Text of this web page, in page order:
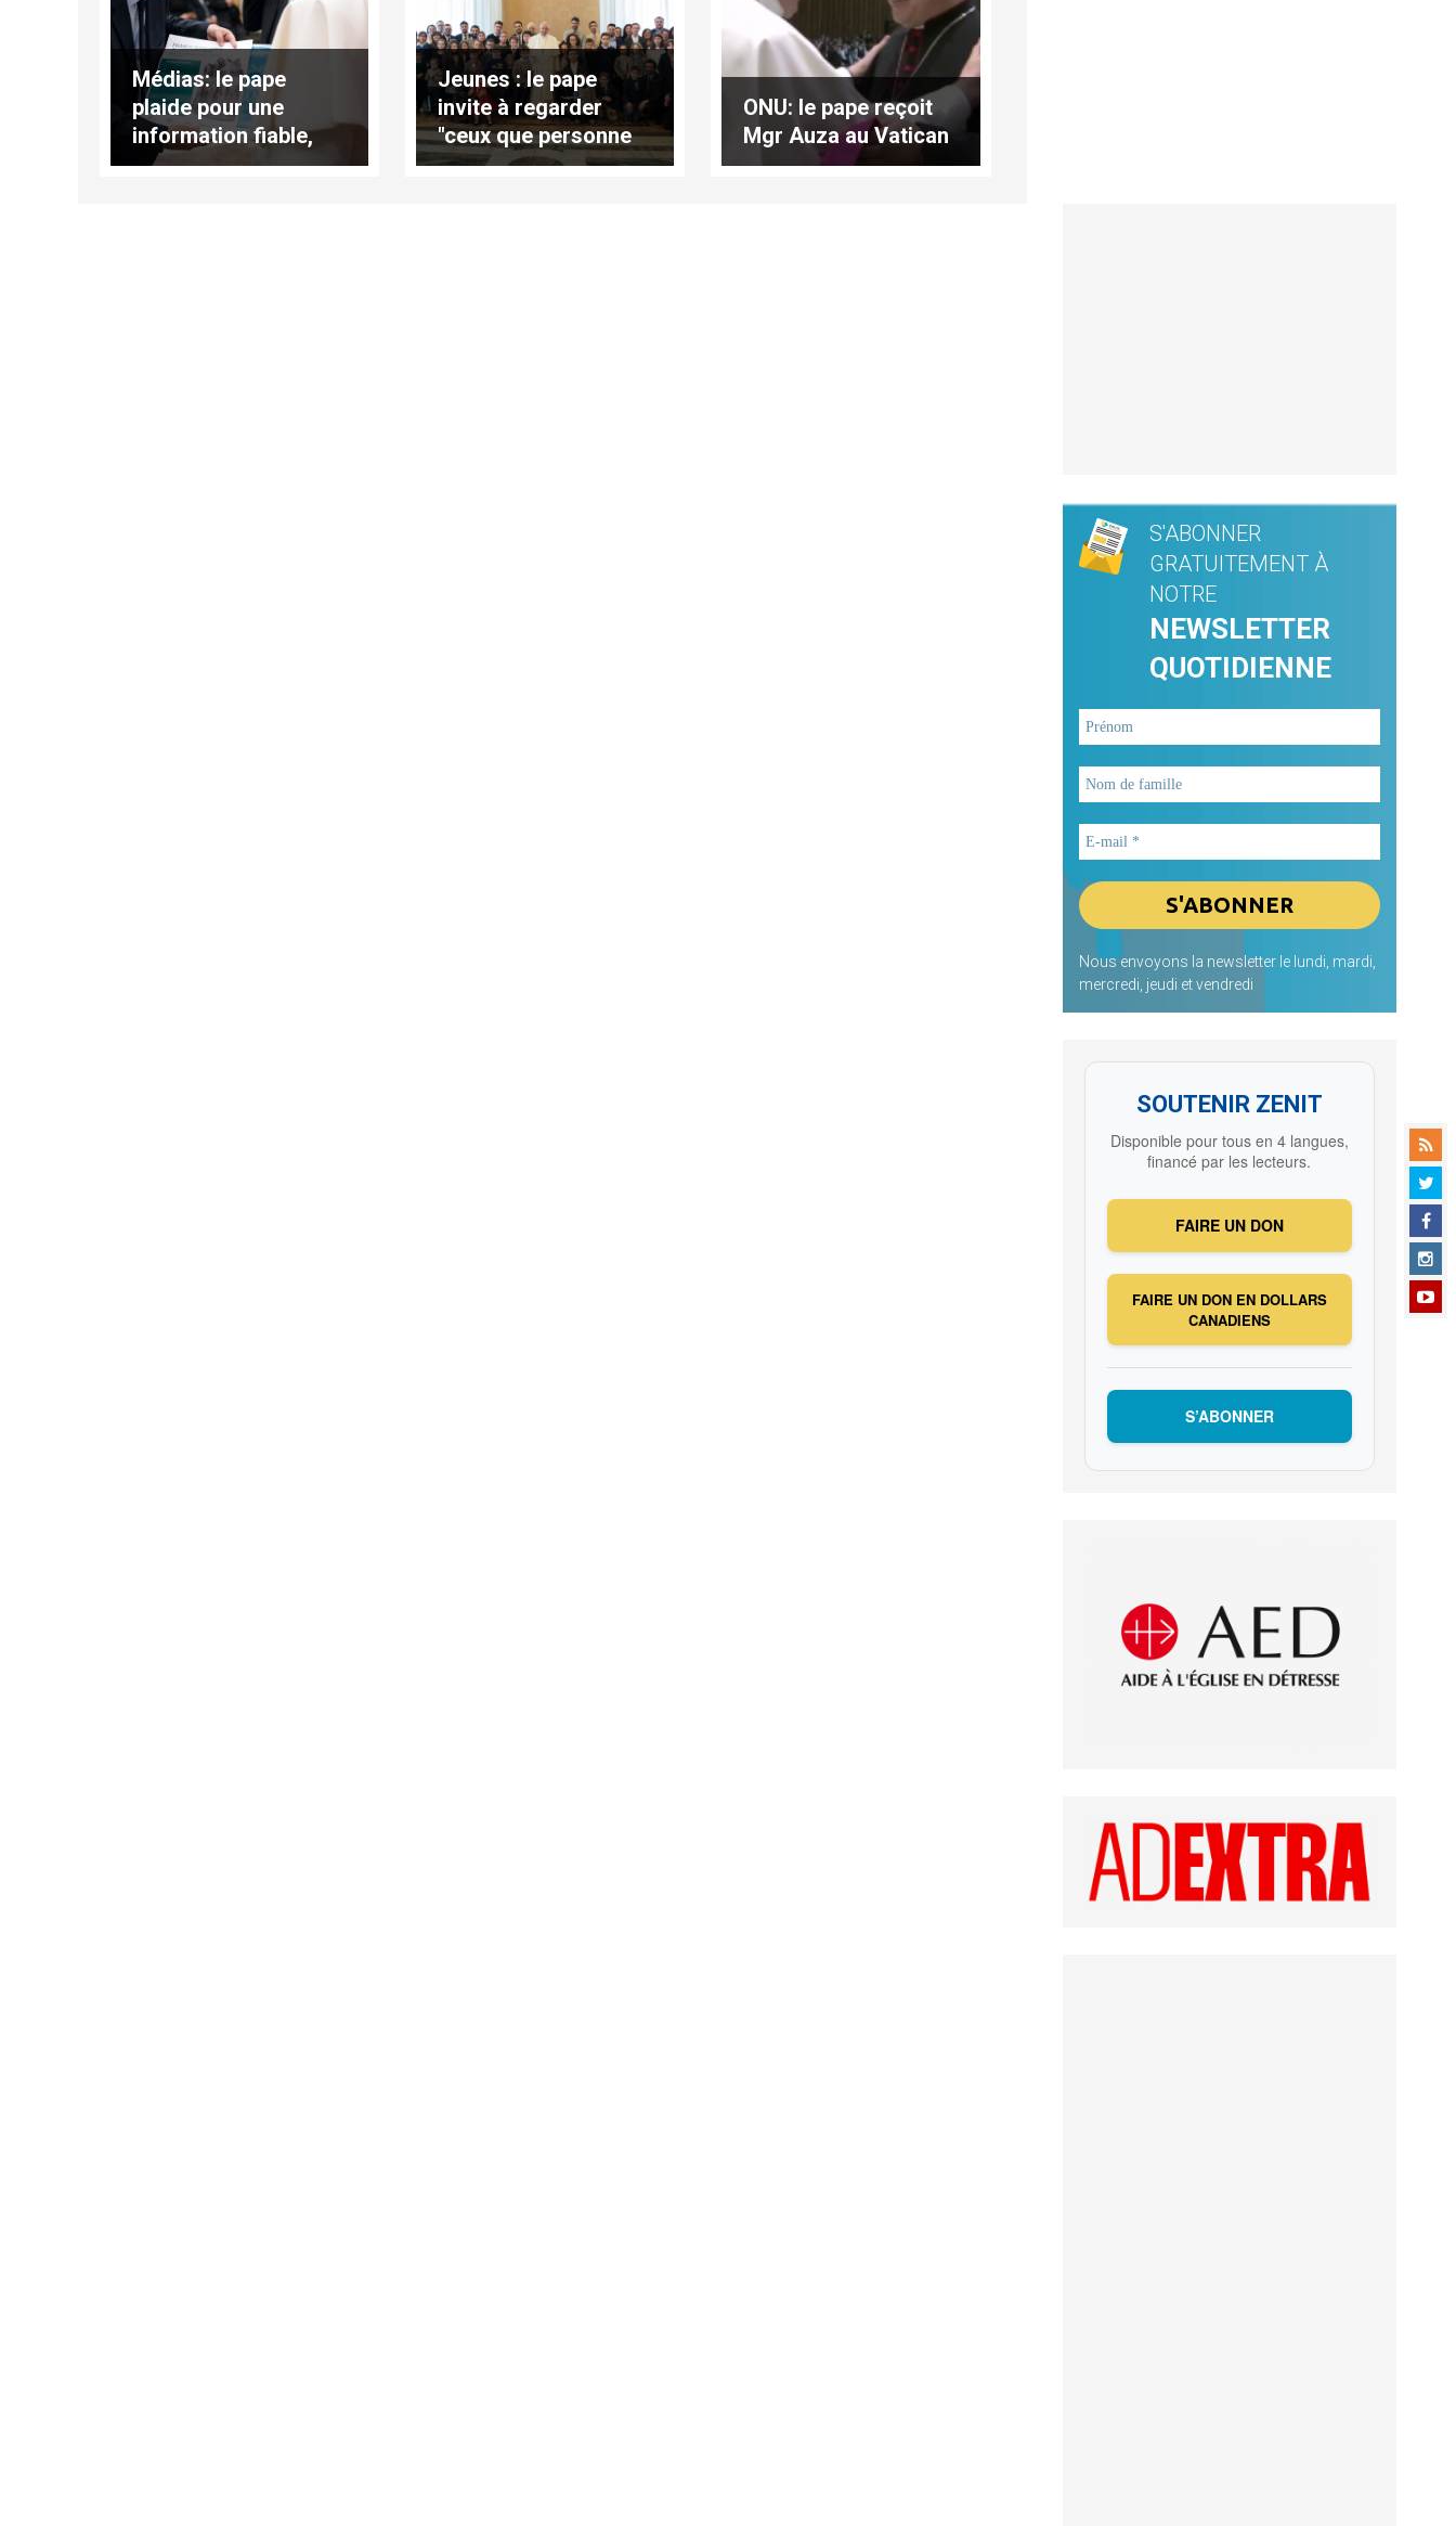
Médias: le pape
plaide pour une
information fiable,
avec des données et
Jeunes : le pape
invite à regarder
"ceux que personne
ne voit jamais"
ONU: le pape reçoit
Mgr Auza au Vatican
S'ABONNER
GRATUITEMENT À
NOTRE
NEWSLETTER
QUOTIDIENNE
Nous envoyons la newsletter le lundi, mardi,
mercredi, jeudi et vendredi
SOUTENIR ZENIT
Disponible pour tous en 4 langues,
financé par les lecteurs.
FAIRE UN DON
FAIRE UN DON EN DOLLARS
CANADIENS
S’ABONNER